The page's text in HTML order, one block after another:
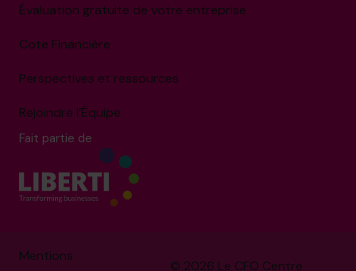
Évaluation gratuite de votre entreprise
Cote Financière
Perspectives et ressources
Rejoindre l’Équipe
Fait partie de
© 2026 Le CFO Centre
Mentions